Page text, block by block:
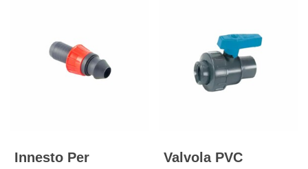
Innesto Per
Valvola PVC